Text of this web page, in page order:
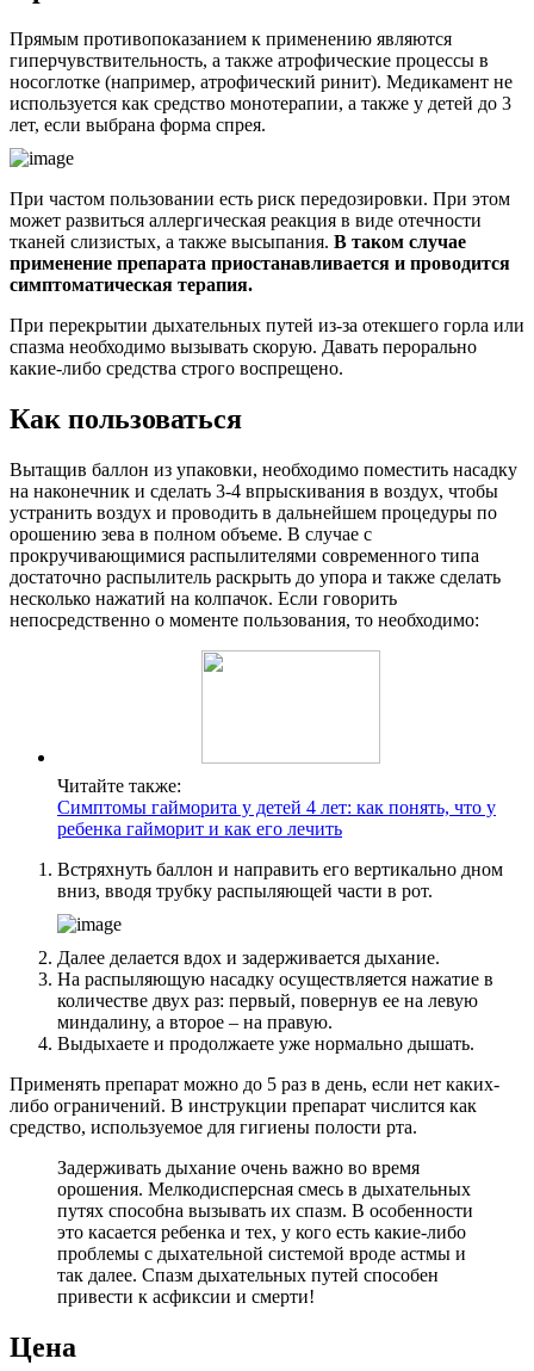
Прямым противопоказанием к применению являются
гиперчувствительность, а также атрофические процессы в
носоглотке (например, атрофический ринит). Медикамент не
используется как средство монотерапии, а также у детей до 3
лет, если выбрана форма спрея.
При частом пользовании есть риск передозировки. При этом
может развиться аллергическая реакция в виде отечности
тканей слизистых, а также высыпания. В таком случае
применение препарата приостанавливается и проводится
симптоматическая терапия.
При перекрытии дыхательных путей из-за отекшего горла или
спазма необходимо вызывать скорую. Давать перорально
какие-либо средства строго воспрещено.
Как пользоваться
Вытащив баллон из упаковки, необходимо поместить насадку
на наконечник и сделать 3-4 впрыскивания в воздух, чтобы
устранить воздух и проводить в дальнейшем процедуры по
орошению зева в полном объеме. В случае с
прокручивающимися распылителями современного типа
достаточно распылитель раскрыть до упора и также сделать
несколько нажатий на колпачок. Если говорить
непосредственно о моменте пользования, то необходимо:
Читайте также:
Симптомы гайморита у детей 4 лет: как понять, что у
ребенка гайморит и как его лечить
Встряхнуть баллон и направить его вертикально дном
вниз, вводя трубку распыляющей части в рот.
Далее делается вдох и задерживается дыхание.
На распыляющую насадку осуществляется нажатие в
количестве двух раз: первый, повернув ее на левую
миндалину, а второе – на правую.
Выдыхаете и продолжаете уже нормально дышать.
Применять препарат можно до 5 раз в день, если нет каких-
либо ограничений. В инструкции препарат числится как
средство, используемое для гигиены полости рта.
Задерживать дыхание очень важно во время
орошения. Мелкодисперсная смесь в дыхательных
путях способна вызывать их спазм. В особенности
это касается ребенка и тех, у кого есть какие-либо
проблемы с дыхательной системой вроде астмы и
так далее. Спазм дыхательных путей способен
привести к асфиксии и смерти!
Цена